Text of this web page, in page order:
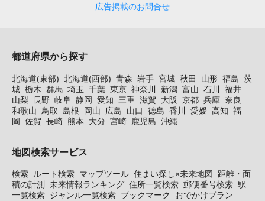
広告掲載のお問合せ
都道府県から探す
北海道(東部) 北海道(西部) 青森 岩手 宮城 秋田 山形 福島 茨
城 栃木 群馬 埼玉 千葉 東京 神奈川 新潟 富山 石川
福井
山梨 長野 岐阜 静岡 愛知 三重 滋賀 大阪 京都 兵庫 奈良
和歌山
鳥取 島根 岡山 広島 山口 徳島 香川 愛媛 高知 福
岡 佐賀 長崎 熊本 大分 宮崎 鹿児島 沖縄
地図検索サービス
検索 ルート検索 マップツール 住まい探し×未来地図
距離・面
積の計測
未来情報ランキング 住所一覧検索 郵便番号検索 駅
一覧検索 ジャンル一覧検索 ブックマーク おでかけプラン